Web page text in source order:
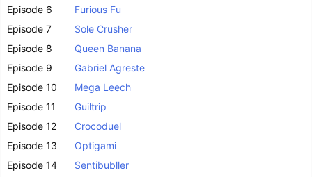
Episode 6
Furious Fu
Episode 7
Sole Crusher
Episode 8
Queen Banana
Episode 9
Gabriel Agreste
Episode 10
Mega Leech
Episode 11
Guiltrip
Episode 12
Crocoduel
Episode 13
Optigami
Episode 14
Sentibubller